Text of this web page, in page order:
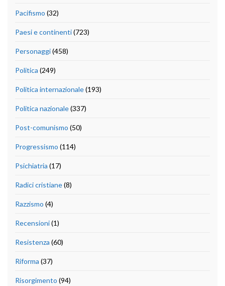
Pacifismo (32)
Paesi e continenti(723)
Personaggi(458)
Politica (249)
Politica internazionale(193)
Politica nazionale(337)
Post-comunismo (50)
Progressismo (114)
Psichiatria (17)
Radici cristiane(8)
Razzismo (4)
Recensioni(1)
Resistenza (60)
Riforma (37)
Risorgimento (94)